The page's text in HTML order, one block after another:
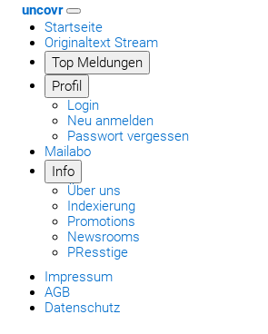
uncovr
Startseite
Originaltext Stream
Top Meldungen
Profil
Login
Neu anmelden
Passwort vergessen
Mailabo
Info
Über uns
Indexierung
Promotions
Newsrooms
PResstige
Impressum
AGB
Datenschutz